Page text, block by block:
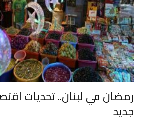
رمضان في لبنان.. تحديات
جديد